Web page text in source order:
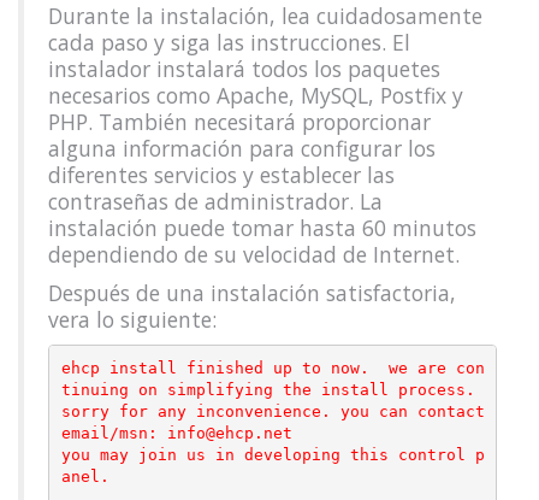
Durante la instalación, lea cuidadosamente
cada paso y siga las instrucciones. El
instalador instalará todos los paquetes
necesarios como Apache, MySQL, Postfix y
PHP. También necesitará proporcionar
alguna información para configurar los
diferentes servicios y establecer las
contraseñas de administrador. La
instalación puede tomar hasta 60 minutos
dependiendo de su velocidad de Internet.
Después de una instalación satisfactoria,
vera lo siguiente:
ehcp install finished up to now.  we are con
tinuing on simplifying the install process.
sorry for any inconvenience. you can contact
email/msn: info@ehcp.net
you may join us in developing this control p
anel.